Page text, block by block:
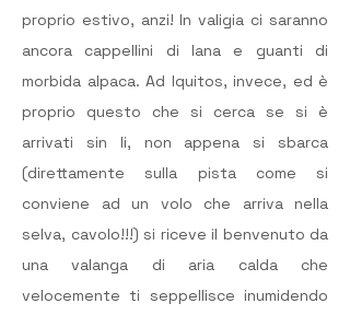
proprio estivo, anzi! In valigia ci saranno
ancora cappellini di lana e guanti di
morbida alpaca. Ad Iquitos, invece, ed è
proprio questo che si cerca se si è
arrivati sin li, non appena si sbarca
(direttamente sulla pista come si
conviene ad un volo che arriva nella
selva, cavolo!!!) si riceve il benvenuto da
una valanga di aria calda che
velocemente ti seppellisce inumidendo